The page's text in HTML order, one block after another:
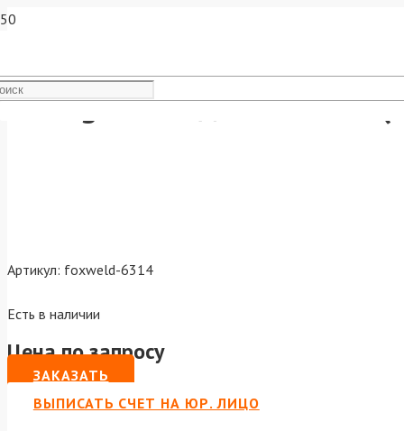
Varteg Сопло д.0.9мм S45
Артикул: foxweld-6314
Есть в наличии
Цена по запросу
ЗАКАЗАТЬ
ВЫПИСАТЬ СЧЕТ НА ЮР. ЛИЦО